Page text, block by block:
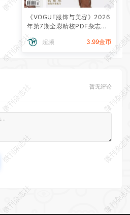
《VOGUE服饰与美容》2026
年第7期全彩精校PDF杂志下
超频
3.99金币
暂无评论
微刊杂志社
微刊杂
微刊杂志社
微刊杂
微刊杂志社
微刊杂
微刊杂志社
微刊杂